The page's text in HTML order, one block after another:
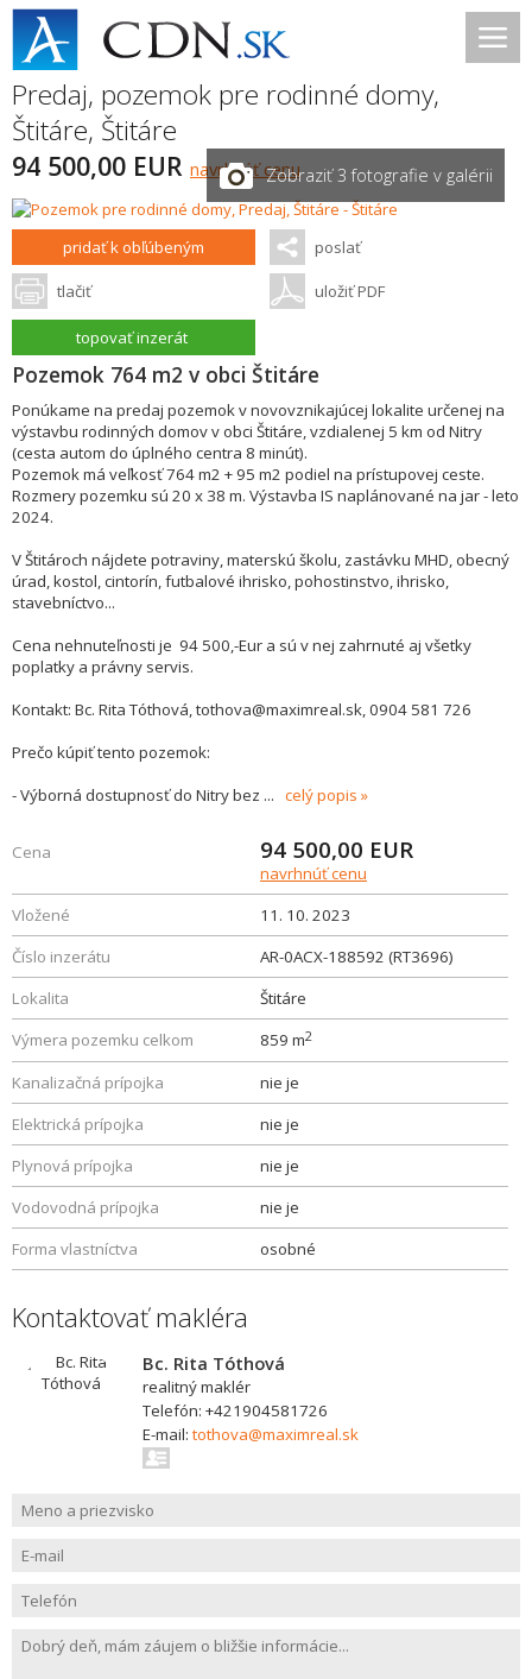
Predaj, pozemok pre rodinné domy,
Štitáre, Štitáre
94 500,00 EUR navrhnúť cenuZobraziť 3 fotografie v galérii
pridať k obľúbeným poslať
tlačiť uložiť PDF
topovať inzerát
Pozemok 764 m2 v obci Štitáre
Ponúkame na predaj pozemok v novovznikajúcej lokalite určenej na
výstavbu rodinných domov v obci Štitáre, vzdialenej 5 km od Nitry
(cesta autom do úplného centra 8 minút).
Pozemok má veľkosť 764 m2 + 95 m2 podiel na prístupovej ceste.
Rozmery pozemku sú 20 x 38 m. Výstavba IS naplánované na jar - leto
2024.
V Štitároch nájdete potraviny, materskú školu, zastávku MHD, obecný
úrad, kostol, cintorín, futbalové ihrisko, pohostinstvo, ihrisko,
stavebníctvo...
Cena nehnuteľnosti je 94 500,-Eur a sú v nej zahrnuté aj všetky
poplatky a právny servis.
Kontakt: Bc. Rita Tóthová, tothova@maximreal.sk, 0904 581 726
Prečo kúpiť tento pozemok:
- Výborná dostupnosť do Nitry bez ... celý popis
Cena 94 500,00 EUR
navrhnúť cenu
Vložené
11. 10. 2023
Číslo inzerátu
AR-0ACX-188592 (RT3696)
Lokalita
Štitáre
Výmera pozemku celkom
859 m2
Kanalizačná prípojka
nie je
Elektrická prípojka
nie je
Plynová prípojka
nie je
Vodovodná prípojka
nie je
Forma vlastníctva
osobné
Kontaktovať makléra
Bc. Rita Tóthová
realitný maklér
Telefón: +421904581726
E-mail: tothova@maximreal.sk